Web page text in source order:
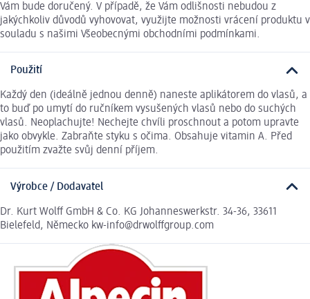
Vám bude doručený. V případě, že Vám odlišnosti nebudou z
jakýchkoliv důvodů vyhovovat, využijte možnosti vrácení produktu v
souladu s našimi Všeobecnými obchodními podmínkami.
Použití
Každý den (ideálně jednou denně) naneste aplikátorem do vlasů, a
to buď po umytí do ručníkem vysušených vlasů nebo do suchých
vlasů. Neoplachujte! Nechejte chvíli proschnout a potom upravte
jako obvykle. Zabraňte styku s očima. Obsahuje vitamin A. Před
použitím zvažte svůj denní příjem.
Výrobce / Dodavatel
Dr. Kurt Wolff GmbH & Co. KG Johanneswerkstr. 34-36, 33611
Bielefeld, Německo kw-info@drwolffgroup.com